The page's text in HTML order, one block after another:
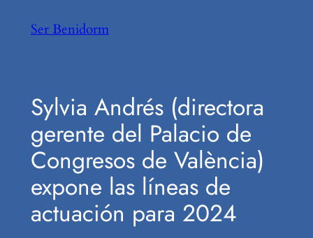
Ser Benidorm
Sylvia Andrés (directora
gerente del Palacio de
Congresos de València)
expone las líneas de
actuación para 2024